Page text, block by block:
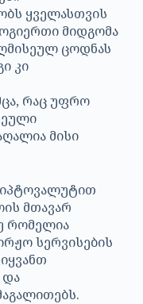
ყველასთვის
მიდგომა
ცოდნას
კი
რაც უფრო
მისი
მთავარ
რომელია
სერვისების